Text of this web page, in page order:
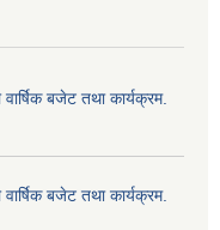
बजेट तथा कार्यक्रम.
बजेट तथा कार्यक्रम.